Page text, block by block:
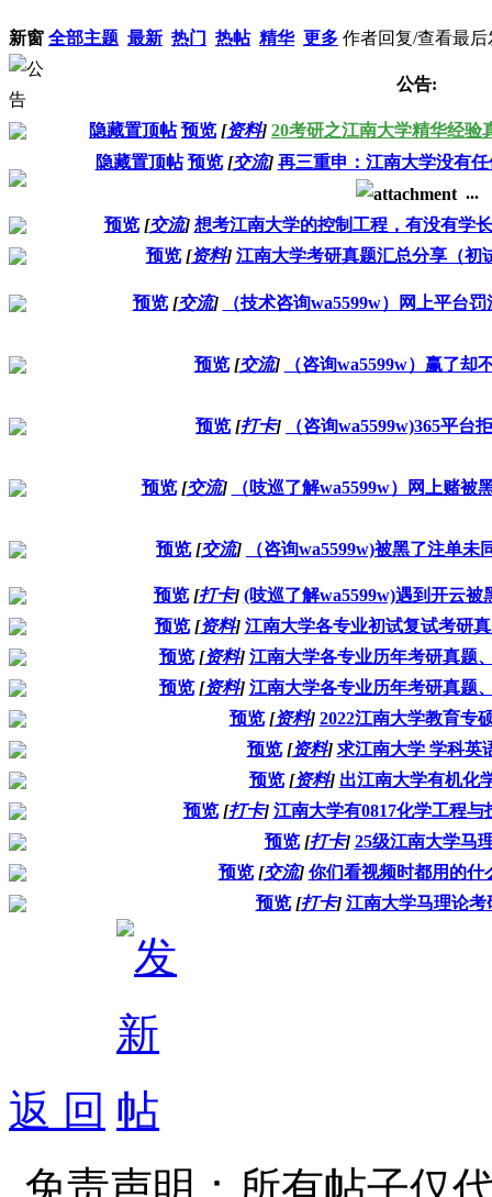
新窗 全部主题 最新 热门 热帖 精华 更多 作者回复/查看最后
公告:
隐藏置顶帖 预览 [资料] 20考研之江南大学精华经验
隐藏置顶帖 预览 [交流] 再三重申：江南大学没有
...
预览 [交流] 想考江南大学的控制工程，有没有学
预览 [资料] 江南大学考研真题汇总分享（初
预览 [交流] （技术咨询wa5599w）网上平台
预览 [交流] （咨询wa5599w）赢了却
预览 [打卡] （咨询wa5599w)365平台
预览 [交流] （吱巡了解wa5599w）网上赌被
预览 [交流] （咨询wa5599w)被黑了注单
预览 [打卡] (吱巡了解wa5599w)遇到开云被
预览 [资料] 江南大学各专业初试复试考研
预览 [资料] 江南大学各专业历年考研真题
预览 [资料] 江南大学各专业历年考研真题
预览 [资料] 2022江南大学教育专
预览 [资料] 求江南大学 学科英
预览 [资料] 出江南大学有机化
预览 [打卡] 江南大学有0817化学工程与
预览 [打卡] 25级江南大学马
预览 [交流] 你们看视频时都用的什
预览 [打卡] 江南大学马理论考
返 回
免责声明：所有帖子仅